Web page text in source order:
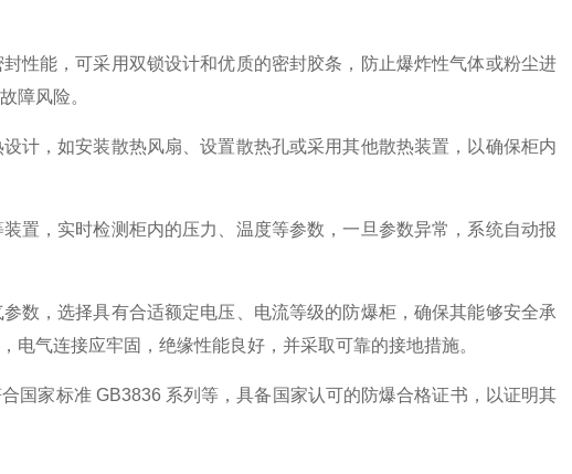
性能，可采用双锁设计和优质的密封胶条，防止爆炸性气体或粉尘进
障风险。
计，如安装散热风扇、设置散热孔或采用其他散热装置，以确保柜内
置，实时检测柜内的压力、温度等参数，一旦参数异常，系统自动报
数，选择具有合适额定电压、电流等级的防爆柜，确保其能够安全承
气连接应牢固，绝缘性能良好，并采取可靠的接地措施。
国家标准 GB3836 系列等，具备国家认可的防爆合格证书，以证明其